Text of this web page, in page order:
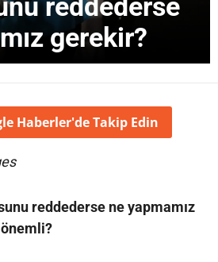
reddederse
gerekir?
Haberler'deTakip Edin
reddederse ne yapmamız